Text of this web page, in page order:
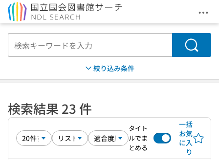
メ
検索
絞り込み条件
検索結果 23 件
タイト
ルでま
とめる
一括
お気
に入
り